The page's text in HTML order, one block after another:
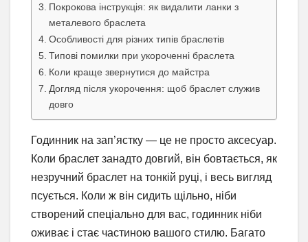
Покрокова інструкція: як видалити ланки з
металевого браслета
Особливості для різних типів браслетів
Типові помилки при укороченні браслета
Коли краще звернутися до майстра
Догляд після укорочення: щоб браслет служив
довго
Годинник на зап’ястку — це не просто аксесуар.
Коли браслет занадто довгий, він бовтається, як
незручний браслет на тонкій руці, і весь вигляд
псується. Коли ж він сидить щільно, ніби
створений спеціально для вас, годинник ніби
оживає і стає частиною вашого стилю. Багато